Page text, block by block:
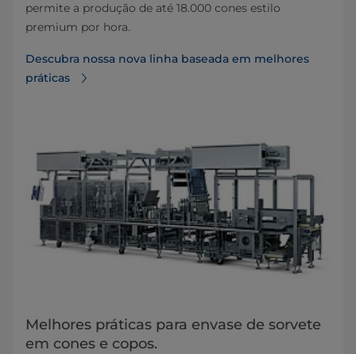
permite a produção de até 18.000 cones estilo
premium por hora.
Descubra nossa nova linha baseada em melhores
práticas
Melhores práticas para envase de sorvete
em cones e copos.